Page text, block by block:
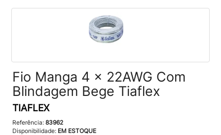
Fio Manga 4 x 22AWG Com
Blindagem Bege Tiaflex
TIAFLEX
Referência: 83962
Disponibilidade: EM ESTOQUE